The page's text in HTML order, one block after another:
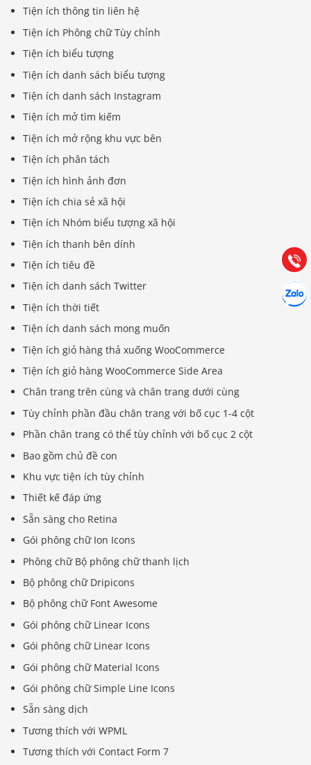
Tiện ích thông tin liên hệ
Tiện ích Phông chữ Tùy chỉnh
Tiện ích biểu tượng
Tiện ích danh sách biểu tượng
Tiện ích danh sách Instagram
Tiện ích mở tìm kiếm
Tiện ích mở rộng khu vực bên
Tiện ích phân tách
Tiện ích hình ảnh đơn
Tiện ích chia sẻ xã hội
Tiện ích Nhóm biểu tượng xã hội
Tiện ích thanh bên dính
Tiện ích tiêu đề
Tiện ích danh sách Twitter
Tiện ích thời tiết
Tiện ích danh sách mong muốn
Tiện ích giỏ hàng thả xuống WooCommerce
Tiện ích giỏ hàng WooCommerce Side Area
Chân trang trên cùng và chân trang dưới cùng
Tùy chỉnh phần đầu chân trang với bố cục 1-4 cột
Phần chân trang có thể tùy chỉnh với bố cục 2 cột
Bao gồm chủ đề con
Khu vực tiện ích tùy chỉnh
Thiết kế đáp ứng
Sẵn sàng cho Retina
Gói phông chữ Ion Icons
Phông chữ Bộ phông chữ thanh lịch
Bộ phông chữ Dripicons
Bộ phông chữ Font Awesome
Gói phông chữ Linear Icons
Gói phông chữ Linear Icons
Gói phông chữ Material Icons
Gói phông chữ Simple Line Icons
Sẵn sàng dịch
Tương thích với WPML
Tương thích với Contact Form 7
Gọi
(028) 22.166.144
Chát